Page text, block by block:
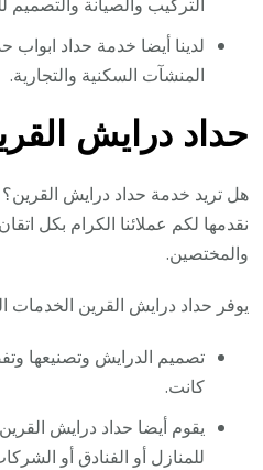
لدينا أيضا خدمة حداد ابواب
المنشآت السكنية والتجارية.
حداد درايش
هل تريد خدمة حداد درايش القرين؟
نقدمها لكم عملائنا الكرام بكل
والمختصين.
يوفر حداد درايش القرين الخدمات
تصميم الدرايش وتصنيعها
كانت.
يقوم أيضا حداد درايش
للمنازل أو الفنادق أو